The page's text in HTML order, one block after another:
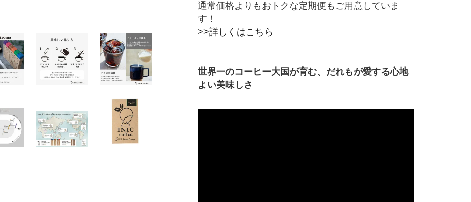
通常価格よりもおトクな定期便もご用意していま
す！
>>詳しくはこちら
世界一のコーヒー大国が育む、だれもが愛する心地
よい美味しさ